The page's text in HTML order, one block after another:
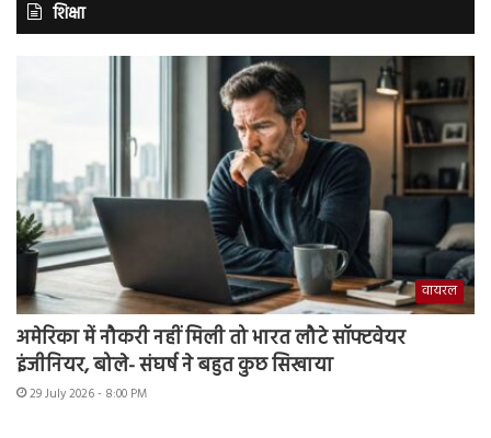
शिक्षा
वायरल
अमेरिका में नौकरी नहीं मिली तो भारत लौटे सॉफ्टवेयर
इंजीनियर, बोले- संघर्ष ने बहुत कुछ सिखाया
29 July 2026 - 8:00 PM